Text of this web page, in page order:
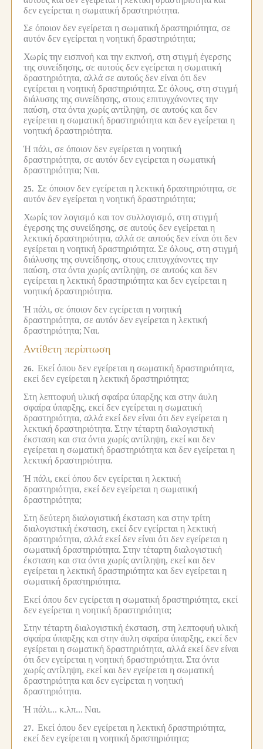
δεν εγείρεται η σωματική δραστηριότητα.
Σε όποιον δεν εγείρεται η σωματική δραστηριότητα, σε
αυτόν δεν εγείρεται η νοητική δραστηριότητα;
Χωρίς την εισπνοή και την εκπνοή, στη στιγμή έγερσης
της συνείδησης, σε αυτούς δεν εγείρεται η σωματική
δραστηριότητα, αλλά σε αυτούς δεν είναι ότι δεν
εγείρεται η νοητική δραστηριότητα. Σε όλους, στη στιγμή
διάλυσης της συνείδησης, στους επιτυγχάνοντες την
παύση, στα όντα χωρίς αντίληψη, σε αυτούς και δεν
εγείρεται η σωματική δραστηριότητα και δεν εγείρεται η
νοητική δραστηριότητα.
Ή πάλι, σε όποιον δεν εγείρεται η νοητική
δραστηριότητα, σε αυτόν δεν εγείρεται η σωματική
δραστηριότητα; Ναι.
25. Σε όποιον δεν εγείρεται η λεκτική δραστηριότητα, σε
αυτόν δεν εγείρεται η νοητική δραστηριότητα;
Χωρίς τον λογισμό και τον συλλογισμό, στη στιγμή
έγερσης της συνείδησης, σε αυτούς δεν εγείρεται η
λεκτική δραστηριότητα, αλλά σε αυτούς δεν είναι ότι δεν
εγείρεται η νοητική δραστηριότητα. Σε όλους, στη στιγμή
διάλυσης της συνείδησης, στους επιτυγχάνοντες την
παύση, στα όντα χωρίς αντίληψη, σε αυτούς και δεν
εγείρεται η λεκτική δραστηριότητα και δεν εγείρεται η
νοητική δραστηριότητα.
Ή πάλι, σε όποιον δεν εγείρεται η νοητική
δραστηριότητα, σε αυτόν δεν εγείρεται η λεκτική
δραστηριότητα; Ναι.
Αντίθετη περίπτωση
26. Εκεί όπου δεν εγείρεται η σωματική δραστηριότητα,
εκεί δεν εγείρεται η λεκτική δραστηριότητα;
Στη λεπτοφυή υλική σφαίρα ύπαρξης και στην άυλη
σφαίρα ύπαρξης, εκεί δεν εγείρεται η σωματική
δραστηριότητα, αλλά εκεί δεν είναι ότι δεν εγείρεται η
λεκτική δραστηριότητα. Στην τέταρτη διαλογιστική
έκσταση και στα όντα χωρίς αντίληψη, εκεί και δεν
εγείρεται η σωματική δραστηριότητα και δεν εγείρεται η
λεκτική δραστηριότητα.
Ή πάλι, εκεί όπου δεν εγείρεται η λεκτική
δραστηριότητα, εκεί δεν εγείρεται η σωματική
δραστηριότητα;
Στη δεύτερη διαλογιστική έκσταση και στην τρίτη
διαλογιστική έκσταση, εκεί δεν εγείρεται η λεκτική
δραστηριότητα, αλλά εκεί δεν είναι ότι δεν εγείρεται η
σωματική δραστηριότητα. Στην τέταρτη διαλογιστική
έκσταση και στα όντα χωρίς αντίληψη, εκεί και δεν
εγείρεται η λεκτική δραστηριότητα και δεν εγείρεται η
σωματική δραστηριότητα.
Εκεί όπου δεν εγείρεται η σωματική δραστηριότητα, εκεί
δεν εγείρεται η νοητική δραστηριότητα;
Στην τέταρτη διαλογιστική έκσταση, στη λεπτοφυή υλική
σφαίρα ύπαρξης και στην άυλη σφαίρα ύπαρξης, εκεί δεν
εγείρεται η σωματική δραστηριότητα, αλλά εκεί δεν είναι
ότι δεν εγείρεται η νοητική δραστηριότητα. Στα όντα
χωρίς αντίληψη, εκεί και δεν εγείρεται η σωματική
δραστηριότητα και δεν εγείρεται η νοητική
δραστηριότητα.
Ή πάλι... κ.λπ... Ναι.
27. Εκεί όπου δεν εγείρεται η λεκτική δραστηριότητα,
εκεί δεν εγείρεται η νοητική δραστηριότητα;